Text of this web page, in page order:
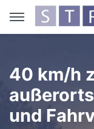
40 km/h
und